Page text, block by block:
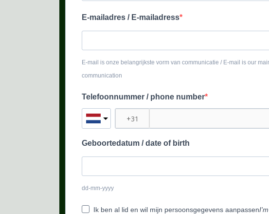
E-mailadres / E-mailadress
E-mail is onze belangrijkste vorm van communicatie / E-mail is our
communication
Telefoonnummer / phone number
Geboortedatum / date of birth
dd-mm-yyyy
Ik ben al lid en wil mijn persoonsgegevens aanpassen